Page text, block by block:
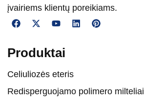
įvairiems klientų poreikiams.
Produktai
Celiuliozės eteris
Redisperguojamo polimero milteliai